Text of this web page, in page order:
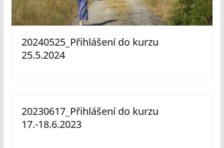
20240525_Přihlášení do kurzu
25.5.2024
20230617_Přihlášení do kurzu
17.-18.6.2023